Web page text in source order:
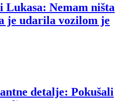
Lukasa: Nemam ništa
je udarila vozilom je
detalje: Pokušali